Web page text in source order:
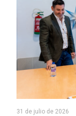
31 de julio de 2026